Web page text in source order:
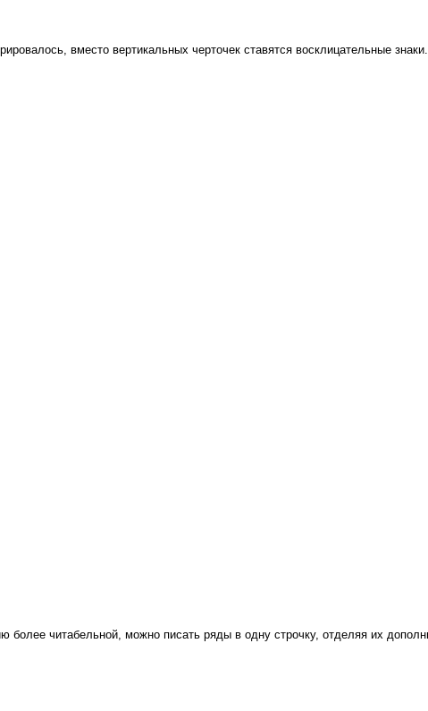
вместо вертикальных черточек ставятся восклицательные
читабельной, можно писать ряды в одну строчку, отделяя их